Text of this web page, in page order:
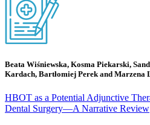
Beata Wiśniewska, Kosma Piekarski,
Kardach, Bartłomiej Perek and Marzena
HBOT as a Potential Adjunctive
Dental Surgery—A Narrative Review